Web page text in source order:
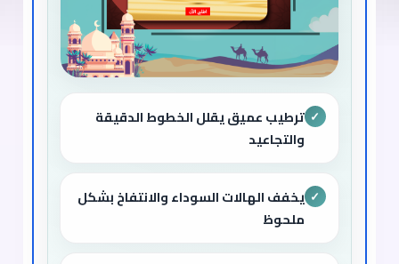
✓ ترطيب عميق يقلل الخطوط الدقيقة
والتجاعيد
✓ يخفف الهالات السوداء والانتفاخ بشكل
ملحوظ